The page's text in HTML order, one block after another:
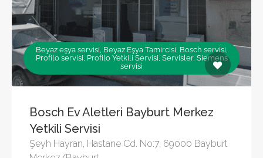
Beyaz eşya servisi, Beyaz Eşya Tamircisi, Bosch servisi,
Profilo servisi, Profilo Yetkili Servisi, Servisler, Siemens
servisi
Bosch Ev Aletleri Bayburt Merkez
Yetkili Servisi
Şeyh Hayran, Hastane Cd. No:7, 69000 Bayburt